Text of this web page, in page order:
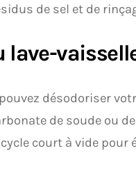
de sel et de
lave-
désodoriser
de soude ou
court à vide pour